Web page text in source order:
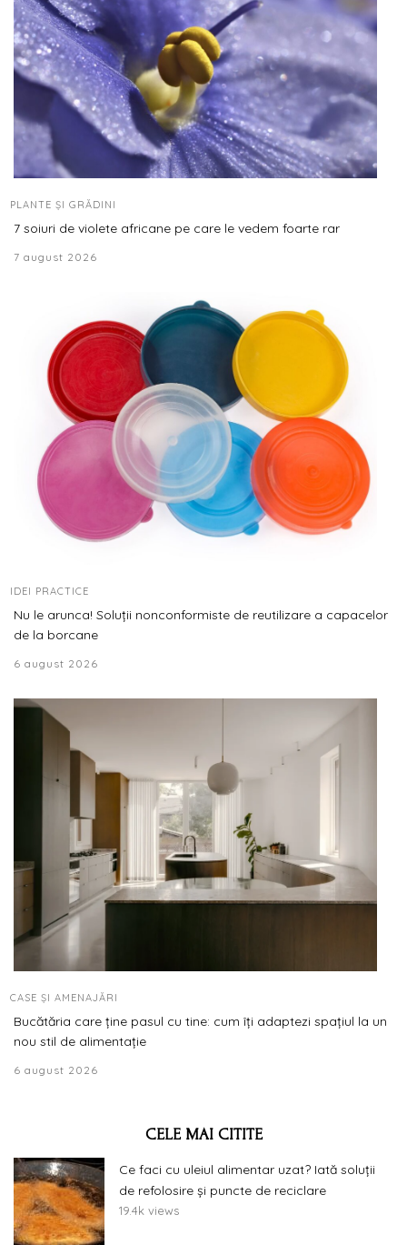
PLANTE ȘI GRĂDINI
7 soiuri de violete africane pe care le vedem foarte rar
7 august 2026
IDEI PRACTICE
Nu le arunca! Soluții nonconformiste de reutilizare a capacelor
de la borcane
6 august 2026
CASE ȘI AMENAJĂRI
Bucătăria care ține pasul cu tine: cum îți adaptezi spațiul la un
nou stil de alimentație
6 august 2026
CELE MAI CITITE
Ce faci cu uleiul alimentar uzat? Iată soluții
de refolosire și puncte de reciclare
19.4k views